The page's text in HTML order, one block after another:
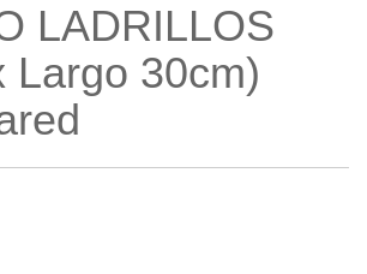
LADRILLOS
Largo 30cm)